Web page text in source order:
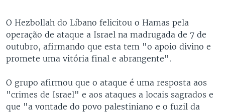
O Hezbollah do Líbano felicitou o Hamas pela
operação de ataque a Israel na madrugada de 7 de
outubro, afirmando que esta tem "o apoio divino e
promete uma vitória final e abrangente".
O grupo afirmou que o ataque é uma resposta aos
"crimes de Israel" e aos ataques a locais sagrados e
que "a vontade do povo palestiniano e o fuzil da